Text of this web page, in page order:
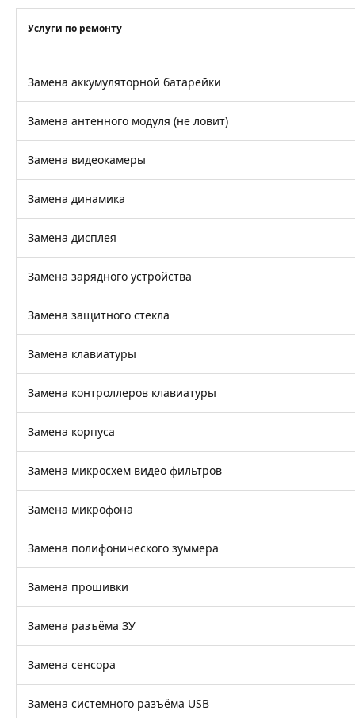
Услуги по ремонту
Замена аккумуляторной батарейки
Замена антенного модуля (не ловит)
Замена видеокамеры
Замена динамика
Замена дисплея
Замена зарядного устройства
Замена защитного стекла
Замена клавиатуры
Замена контроллеров клавиатуры
Замена корпуса
Замена микросхем видео фильтров
Замена микрофона
Замена полифонического зуммера
Замена прошивки
Замена разъёма ЗУ
Замена сенсора
Замена системного разъёма USB